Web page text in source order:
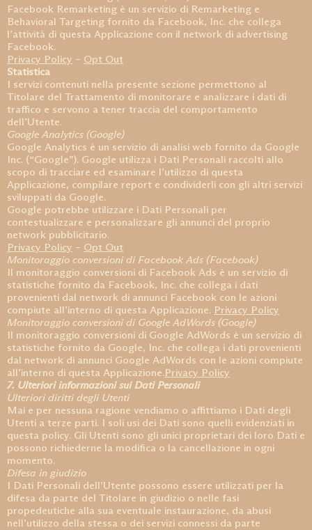
Facebook Remarketing è un servizio di Remarketing e
Behavioral Targeting fornito da Facebook, Inc. che collega
l’attività di questa Applicazione con il network di advertising
Facebook.
Privacy Policy – Opt Out
Statistica
I servizi contenuti nella presente sezione permettono al
Titolare del Trattamento di monitorare e analizzare i dati di
traffico e servono a tener traccia del comportamento
dell’Utente.
Google Analytics (Google)
Google Analytics è un servizio di analisi web fornito da Google
Inc. (“Google”). Google utilizza i Dati Personali raccolti allo
scopo di tracciare ed esaminare l’utilizzo di questa
Applicazione, compilare report e condividerli con gli altri servizi
sviluppati da Google.
Google potrebbe utilizzare i Dati Personali per
contestualizzare e personalizzare gli annunci del proprio
network pubblicitario.
Privacy Policy – Opt Out
Monitoraggio conversioni di Facebook Ads (Facebook)
Il monitoraggio conversioni di Facebook Ads è un servizio di
statistiche fornito da Facebook, Inc. che collega i dati
provenienti dal network di annunci Facebook con le azioni
compiute all’interno di questa Applicazione. Privacy Policy
Monitoraggio conversioni di Google AdWords (Google)
Il monitoraggio conversioni di Google AdWords è un servizio di
statistiche fornito da Google, Inc. che collega i dati provenienti
dal network di annunci Google AdWords con le azioni compiute
all’interno di questa Applicazione.Privacy Policy
7. Ulteriori informazioni sui Dati Personali
Ulteriori diritti degli Utenti
Mai e per nessuna ragione vendiamo o affittiamo i Dati degli
Utenti a terze parti. I soli usi dei Dati sono quelli evidenziati in
questa policy. Gli Utenti sono gli unici proprietari dei loro Dati e
possono richiederne la modifica o la cancellazione in ogni
momento.
Difesa in giudizio
I Dati Personali dell’Utente possono essere utilizzati per la
difesa da parte del Titolare in giudizio o nelle fasi
propedeutiche alla sua eventuale instaurazione, da abusi
nell’utilizzo della stessa o dei servizi connessi da parte